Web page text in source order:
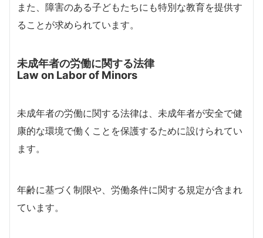
また、障害のある子どもたちにも特別な教育を提供す
ることが求められています。
未成年者の労働に関する法律
Law on Labor of Minors
未成年者の労働に関する法律は、未成年者が安全で健
康的な環境で働くことを保護するために設けられてい
ます。
年齢に基づく制限や、労働条件に関する規定が含まれ
ています。